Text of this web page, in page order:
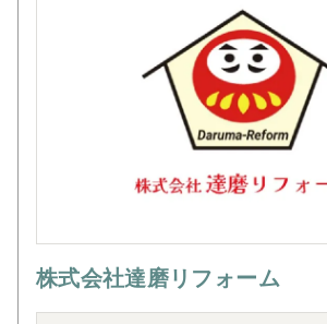
株式会社達磨リフォーム